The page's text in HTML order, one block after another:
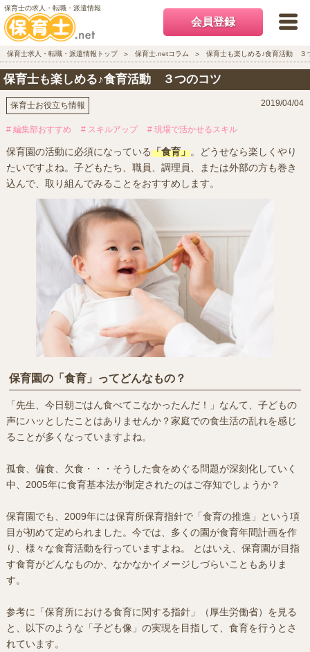
保育士の求人・転職・派遣情報
会員登録
保育士求人・転職・派遣情報トップ 保育士.netコラム 保育士も楽しめる♪食育活動
保育士も楽しめる♪食育活動 ３つのコツ
保育士お役立ち情報 2019/04/04
# 編集部おすすめ # スキルアップ # 現場で活かせるスキル
保育園の活動に必須になっている「食育」。どうせなら楽しくやり
たいですよね。子どもたち、職員、調理員、または外部の方も巻き
込んで、取り組んでみることをおすすめします。
保育園の「食育」ってどんなもの？
「先生、今日朝ごはん食べてこなかったんだ！」なんて、子どもの
声にハッとしたことはありませんか？家庭での食生活の乱れを感じ
ることが多くなっていますよね。
孤食、偏食、欠食・・・そうした食をめぐる問題が深刻化していく
中、2005年に食育基本法が制定されたのはご存知でしょうか？
保育園でも、2009年には保育所保育指針で「食育の推進」という項
目が初めて定められました。今では、多くの園が食育年間計画を作
り、様々な食育活動を行っていますよね。 とはいえ、保育園が目指
す食育がどんなものか、なかなかイメージしづらいこともありま
す。
参考に「保育所における食育に関する指針」（厚生労働省）を見る
と、以下のような「子ども像」の実現を目指して、食育を行うとさ
れています。